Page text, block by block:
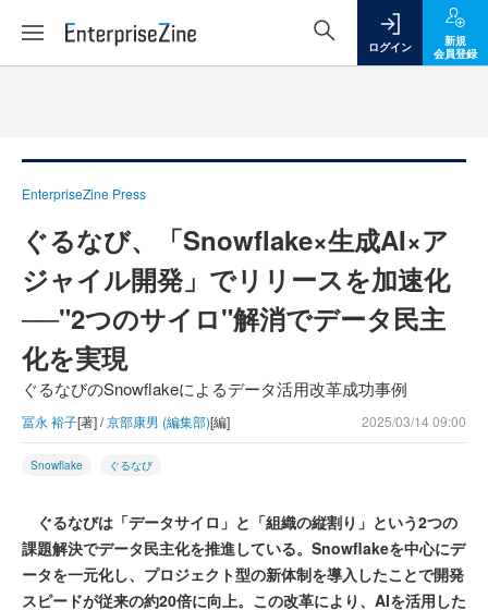
ログイン
新規
会員登録
EnterpriseZine Press
ぐるなび、「Snowflake×生成AI×ア
ジャイル開発」でリリースを加速化
──"2つのサイロ"解消でデータ民主
化を実現
ぐるなびのSnowflakeによるデータ活用改革成功事例
冨永 裕子[著] /京部康男 (編集部)[編] 2025/03/14 09:00
Snowflake ぐるなび
ぐるなびは「データサイロ」と「組織の縦割り」という2つの
課題解決でデータ民主化を推進している。Snowflakeを中心にデ
ータを一元化し、プロジェクト型の新体制を導入したことで開発
スピードが従来の約20倍に向上。この改革により、AIを活用した